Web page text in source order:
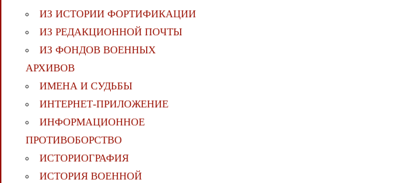
ИЗ ИСТОРИИ ФОРТИФИКАЦИИ
ИЗ РЕДАКЦИОННОЙ ПОЧТЫ
ИЗ ФОНДОВ ВОЕННЫХ
АРХИВОВ
ИМЕНА И СУДЬБЫ
ИНТЕРНЕТ-ПРИЛОЖЕНИЕ
ИНФОРМАЦИОННОЕ
ПРОТИВОБОРСТВО
ИСТОРИОГРАФИЯ
ИСТОРИЯ ВОЕННОЙ